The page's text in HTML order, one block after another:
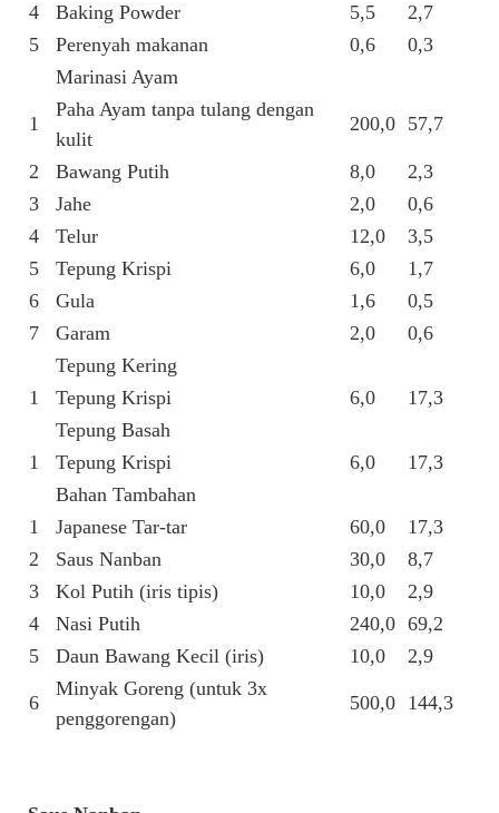
4
Baking Powder 5,5
2,7
5
Perenyah makanan 0,6
0,3
Marinasi Ayam
1
Paha Ayam tanpa tulang dengan
kulit
200,0 57,7
2 Bawang Putih 8,0
2,3
3
Jahe 2,0
0,6
4
Telur 12,0
3,5
5
Tepung Krispi 6,0
1,7
6
Gula 1,6
0,5
7
Garam 2,0
0,6
Tepung Kering
1
Tepung Krispi 6,0
17,3
Tepung Basah
1
Tepung Krispi 6,0
17,3
Bahan Tambahan
1
Japanese Tar-tar 60,0
17,3
2
Saus Nanban 30,0
8,7
3
Kol Putih (iris tipis) 10,0
2,9
4
Nasi Putih 240,0 69,2
5
Daun Bawang Kecil (iris) 10,0 2,9
6
Minyak Goreng (untuk 3x
penggorengan)
500,0 144,3